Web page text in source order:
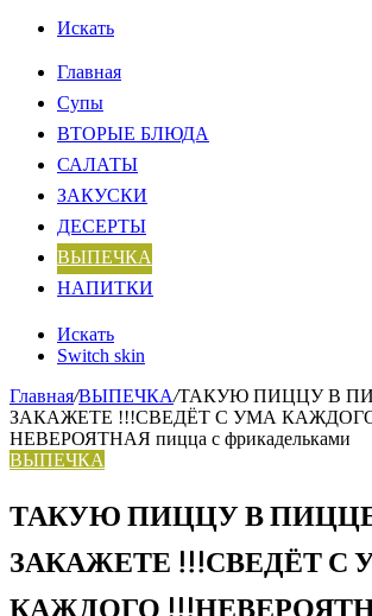
Искать
Главная
Супы
ВТОРЫЕ БЛЮДА
САЛАТЫ
ЗАКУСКИ
ДЕСЕРТЫ
ВЫПЕЧКА
НАПИТКИ
Искать
Switch skin
Главная/ВЫПЕЧКА/ТАКУЮ ПИЦЦУ В
ЗАКАЖЕТЕ !!!СВЕДЁТ С УМА
НЕВЕРОЯТНАЯ пицца с фрикадельками
ВЫПЕЧКА
ТАКУЮ ПИЦЦУ В
ЗАКАЖЕТЕ !!!СВЕДЁТ С